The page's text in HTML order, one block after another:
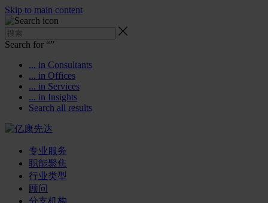
Skip to main content
Search for “”
... in Consultants
... in Offices
... in Services
... in Insights
Search all results
专业服务
职能聚焦
行业类型
顾问
分支机构